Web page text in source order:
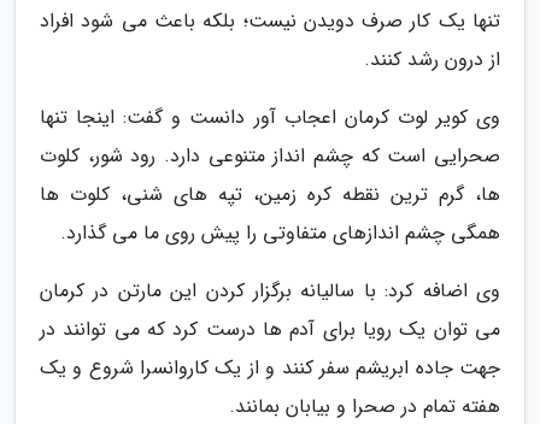
تنها یک کار صرف دویدن نیست؛ بلکه باعث می شود افراد
از درون رشد کنند.
وی کویر لوت کرمان اعجاب آور دانست و گفت: اینجا تنها
صحرایی است که چشم انداز متنوعی دارد. رود شور، کلوت
ها، گرم ترین نقطه کره زمین، تپه های شنی، کلوت ها
همگی چشم اندازهای متفاوتی را پیش روی ما می گذارد.
وی اضافه کرد: با سالیانه برگزار کردن این مارتن در کرمان
می توان یک رویا برای آدم ها درست کرد که می توانند در
جهت جاده ابریشم سفر کنند و از یک کاروانسرا شروع و یک
هفته تمام در صحرا و بیابان بمانند.